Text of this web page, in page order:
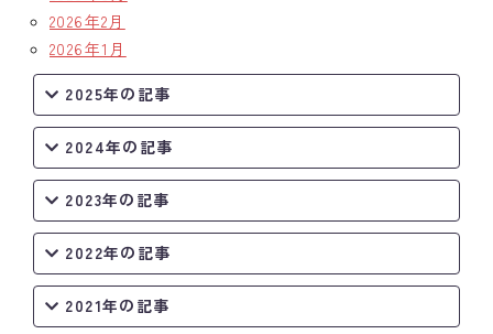
2026年2月
2026年1月
2025年の記事
2024年の記事
2023年の記事
2022年の記事
2021年の記事